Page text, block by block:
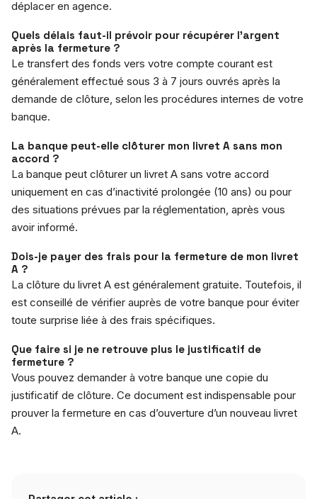
déplacer en agence.
Quels délais faut-il prévoir pour récupérer l’argent
après la fermeture ?
Le transfert des fonds vers votre compte courant est
généralement effectué sous 3 à 7 jours ouvrés après la
demande de clôture, selon les procédures internes de votre
banque.
La banque peut-elle clôturer mon livret A sans mon
accord ?
La banque peut clôturer un livret A sans votre accord
uniquement en cas d’inactivité prolongée (10 ans) ou pour
des situations prévues par la réglementation, après vous
avoir informé.
Dois-je payer des frais pour la fermeture de mon livret
A ?
La clôture du livret A est généralement gratuite. Toutefois, il
est conseillé de vérifier auprès de votre banque pour éviter
toute surprise liée à des frais spécifiques.
Que faire si je ne retrouve plus le justificatif de
fermeture ?
Vous pouvez demander à votre banque une copie du
justificatif de clôture. Ce document est indispensable pour
prouver la fermeture en cas d’ouverture d’un nouveau livret
A.